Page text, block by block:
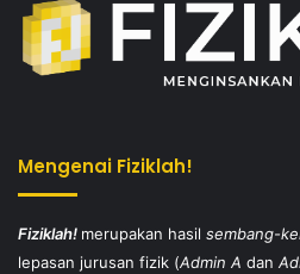
Mengenai Fiziklah!
Fiziklah! merupakan hasil sembang-
lepasan jurusan fizik (Admin A dan